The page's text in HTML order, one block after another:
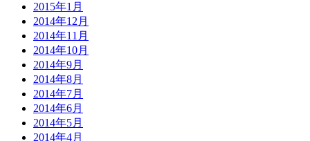
2015年1月
2014年12月
2014年11月
2014年10月
2014年9月
2014年8月
2014年7月
2014年6月
2014年5月
2014年4月